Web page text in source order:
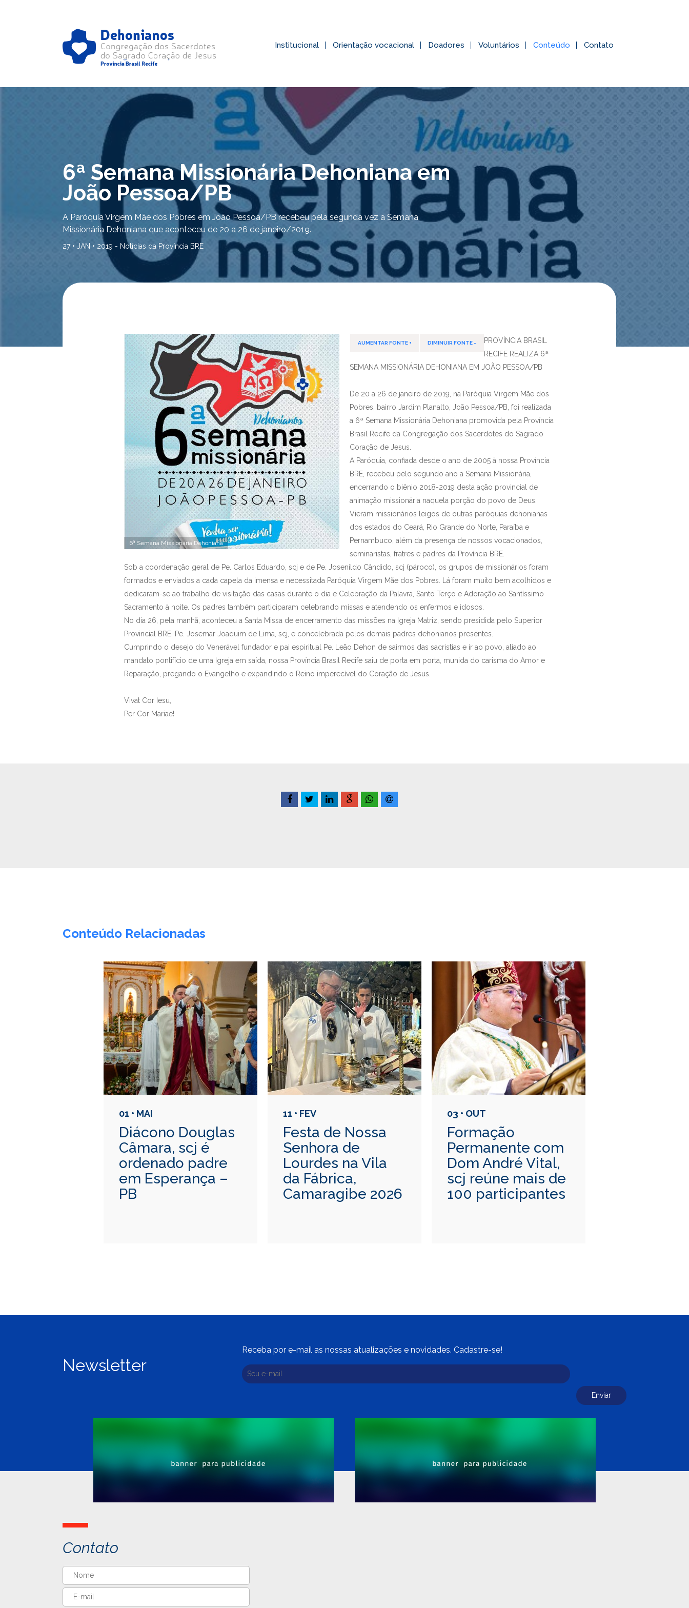
Institucional Orientação vocacional Doadores Voluntários Conteúdo Contato
6ª Semana Missionária Dehoniana em
João Pessoa/PB
A Paróquia Virgem Mãe dos Pobres em João Pessoa/PB recebeu pela segunda vez a Semana
Missionária Dehoniana que aconteceu de 20 a 26 de janeiro/2019.
27 • JAN • 2019 - Notícias da Província BRE
6ª Semana Missionária Dehoniana
AUMENTAR FONTE + DIMINUIR FONTE -
PROVÍNCIA BRASIL
RECIFE REALIZA 6ª
SEMANA MISSIONÁRIA DEHONIANA EM JOÃO PESSOA/PB
De 20 a 26 de janeiro de 2019, na Paróquia Virgem Mãe dos
Pobres, bairro Jardim Planalto, João Pessoa/PB, foi realizada
a 6ª Semana Missionária Dehoniana promovida pela Província
Brasil Recife da Congregação dos Sacerdotes do Sagrado
Coração de Jesus.
A Paróquia, confiada desde o ano de 2005 à nossa Província
BRE, recebeu pelo segundo ano a Semana Missionária,
encerrando o biênio 2018-2019 desta ação provincial de
animação missionária naquela porção do povo de Deus.
Vieram missionários leigos de outras paróquias dehonianas
dos estados do Ceará, Rio Grande do Norte, Paraíba e
Pernambuco, além da presença de nossos vocacionados,
seminaristas, fratres e padres da Província BRE.
Sob a coordenação geral de Pe. Carlos Eduardo, scj e de Pe. Josenildo Cândido, scj (pároco), os grupos de missionários foram
formados e enviados a cada capela da imensa e necessitada Paróquia Virgem Mãe dos Pobres. Lá foram muito bem acolhidos e
dedicaram-se ao trabalho de visitação das casas durante o dia e Celebração da Palavra, Santo Terço e Adoração ao Santíssimo
Sacramento à noite. Os padres também participaram celebrando missas e atendendo os enfermos e idosos.
No dia 26, pela manhã, aconteceu a Santa Missa de encerramento das missões na Igreja Matriz, sendo presidida pelo Superior
Provincial BRE, Pe. Josemar Joaquim de Lima, scj, e concelebrada pelos demais padres dehonianos presentes.
Cumprindo o desejo do Venerável fundador e pai espiritual Pe. Leão Dehon de sairmos das sacristias e ir ao povo, aliado ao
mandato pontifício de uma Igreja em saída, nossa Província Brasil Recife saiu de porta em porta, munida do carisma do Amor e
Reparação, pregando o Evangelho e expandindo o Reino imperecível do Coração de Jesus.
Vivat Cor Iesu,
Per Cor Mariae!
Conteúdo Relacionadas
01 • MAI
Diácono Douglas
Câmara, scj é
ordenado padre
em Esperança –
PB
11 • FEV
Festa de Nossa
Senhora de
Lourdes na Vila
da Fábrica,
Camaragibe 2026
03 • OUT
Formação
Permanente com
Dom André Vital,
scj reúne mais de
100 participantes
Newsletter
Receba por e-mail as nossas atualizações e novidades. Cadastre-se!
Contato